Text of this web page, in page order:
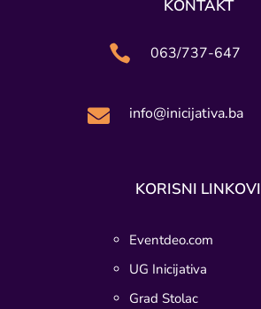
KONTAKT
 063/737-647
 info@inicijativa.ba
KORISNI LINKOVI
Eventdeo.com
UG Inicijativa
Grad Stolac